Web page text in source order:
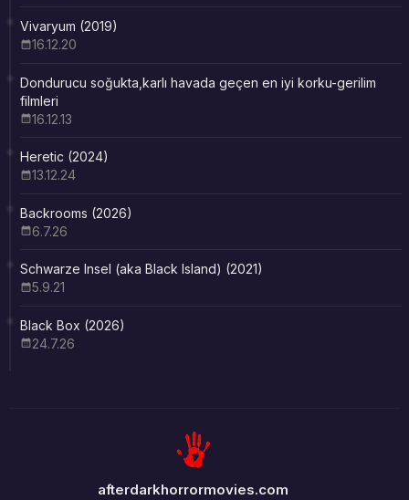
Vivaryum (2019)
16.12.20
Dondurucu soğukta,karlı havada geçen en iyi korku-gerilim
filmleri
16.12.13
Heretic (2024)
13.12.24
Backrooms (2026)
6.7.26
Schwarze Insel (aka Black Island) (2021)
5.9.21
Black Box (2026)
24.7.26
afterdarkhorrormovies.com